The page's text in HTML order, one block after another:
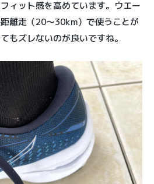
ィット感を高めています。ウエー
離走（20〜30km）で使うことが
もズレないのが良いですね。